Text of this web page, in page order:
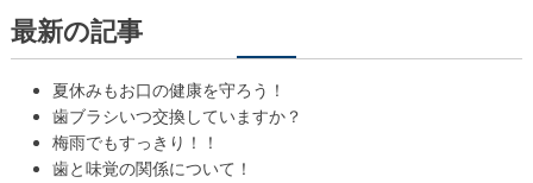
最新の記事
夏休みもお口の健康を守ろう！
歯ブラシいつ交換していますか？
梅雨でもすっきり！！
歯と味覚の関係について！